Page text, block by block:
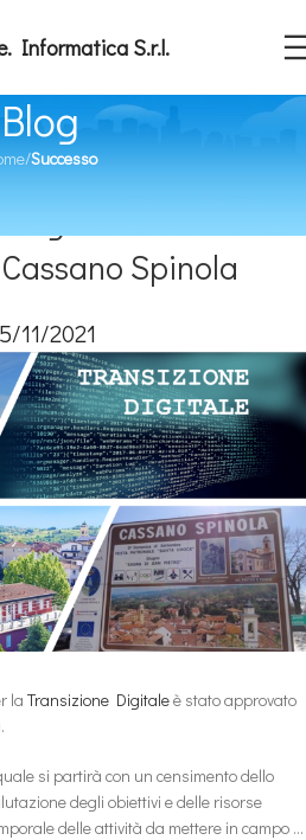
Informatica S.r.l.
Blog
/Successo
Spinola
11/2021
la Transizione Digitaleè stato approvato
si partirà con un censimento dello
degli obiettivi e delle risorse
delle attività da mettere in campo …